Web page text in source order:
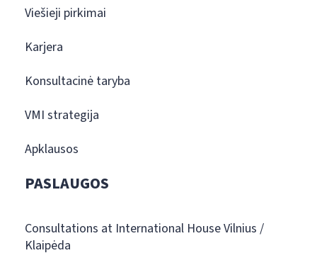
Viešieji pirkimai
Karjera
Konsultacinė taryba
VMI strategija
Apklausos
PASLAUGOS
Consultations at International House Vilnius /
Klaipėda